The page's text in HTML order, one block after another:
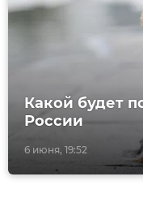
6 июня, 19:52
Какой будет
России